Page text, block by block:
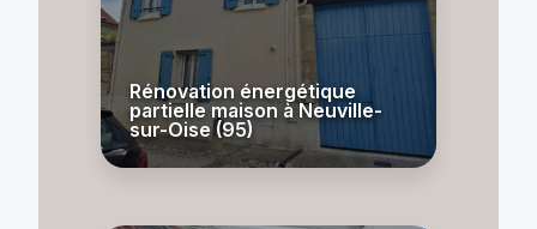
Rénovation énergétique
partielle maison à Neuville-
sur-Oise (95)